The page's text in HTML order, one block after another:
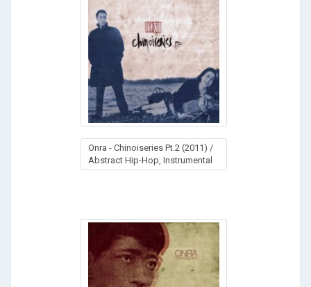
Onra - Chinoiseries Pt.2 (2011) /
Abstract Hip-Hop, Instrumental